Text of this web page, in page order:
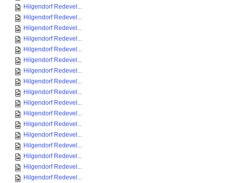
Hilgendorf Redevel...
Hilgendorf Redevel...
Hilgendorf Redevel...
Hilgendorf Redevel...
Hilgendorf Redevel...
Hilgendorf Redevel...
Hilgendorf Redevel...
Hilgendorf Redevel...
Hilgendorf Redevel...
Hilgendorf Redevel...
Hilgendorf Redevel...
Hilgendorf Redevel...
Hilgendorf Redevel...
Hilgendorf Redevel...
Hilgendorf Redevel...
Hilgendorf Redevel...
Hilgendorf Redevel...